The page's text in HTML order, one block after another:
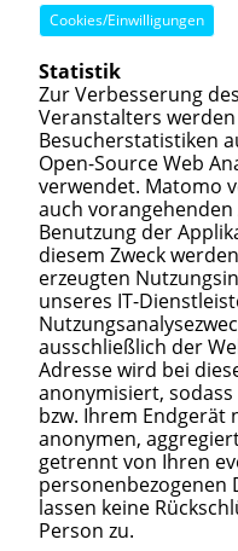
Cookies/Einwilligungen
Statistik
Zur Verbesserung
Veranstalters
Besucherstatistiken
Open-Source Web
verwendet. Matomo
auch vorangehenden
Benutzung der
diesem Zweck
erzeugten
unseres IT-
ausschließlich der
Adresse wird bei
anonymisiert,
bzw. Ihrem Endgerät
anonymen,
getrennt von Ihren
personenbezogenen
lassen keine
Person zu.